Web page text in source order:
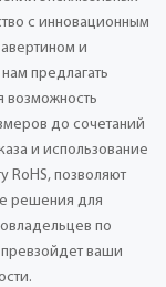
с инновационным
и
предлагать
возможность
до сочетаний
и использование
RoHS, позволяют
решения для
по
ваши